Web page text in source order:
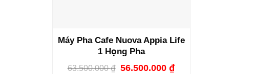
Máy Pha Cafe Nuova Appia Life
1 Họng Pha
63.500.000₫ 56.500.000₫